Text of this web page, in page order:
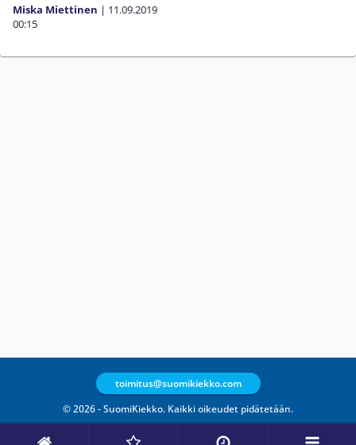
Miska Miettinen | 11.09.2019
00:15
© 2026 - SuomiKiekko. Kaikki oikeudet pidätetään.
toimitus@suomikiekko.com